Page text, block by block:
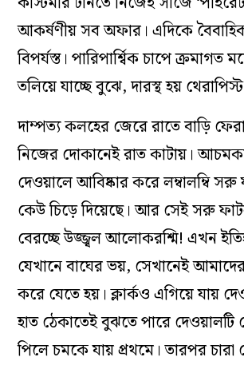
আকর্ষণীয় সব অফার। এদিকে
বিপর্যস্ত। পারিপার্শ্বিক চাপে ক্রমাগত
তলিয়ে যাচ্ছে বুঝে, দারস্থ হয়
দাম্পত্য কলহের জেরে রাতে বাড়ি ফেরা
নিজের দোকানেই রাত কাটায়।
দেওয়ালে আবিষ্কার করে লম্বালম্বি
কেউ চিড়ে দিয়েছে। আর সেই সরু
বেরচ্ছে উজ্জ্বল আলোকরশ্মি! এখন
যেখানে বাঘের ভয়, সেখানেই
করে যেতে হয়। ক্লার্কও এগিয়ে যায়
হাত ঠেকাতেই বুঝতে পারে দেওয়ালটি
পিলে চমকে যায় প্রথমে। তারপর